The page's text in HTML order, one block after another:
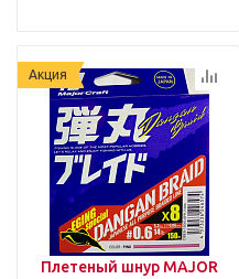
Акция
Плетеный шнур MAJOR